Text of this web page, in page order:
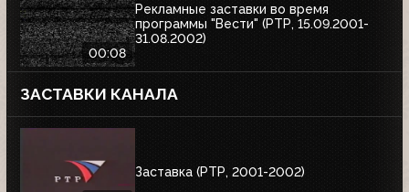
00:08
Рекламные заставки во время
программы "Вести" (РТР, 15.09.2001-
31.08.2002)
ЗАСТАВКИ КАНАЛА
Заставка (РТР, 2001-2002)